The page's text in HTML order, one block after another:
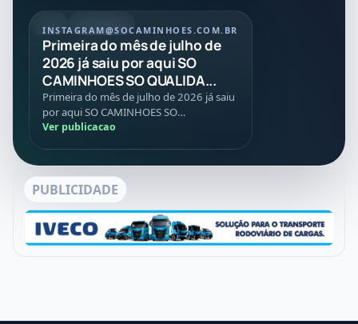
INSTAGRAM@SOCAMINHOES.COM.BR
Primeira do mês de julho de
2026 já saiu por aqui SO
CAMINHOES SO QUALIDA...
Primeira do mês de julho de 2026 já saiu
por aqui SO CAMINHOES SO
QUALIDADES SO VANTAGENS E SO BONS
Ver publicacao
PUBLICIDADE